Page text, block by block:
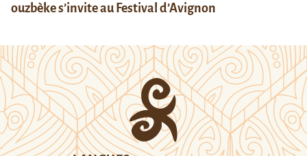
ouzbèke s’invite au Festival d’Avignon